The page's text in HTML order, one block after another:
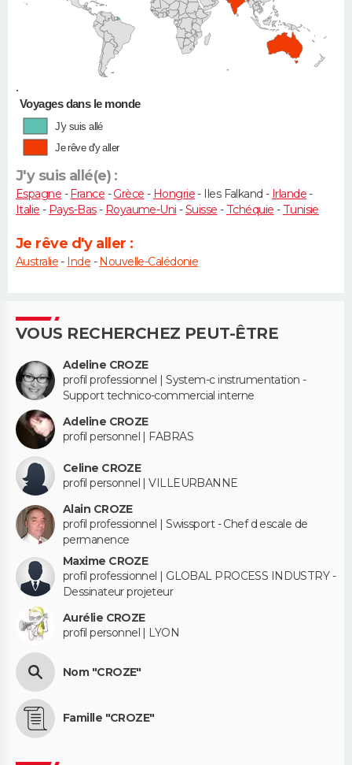
•
Voyages dans le monde
J'y suis allé
Je rêve d'y aller
J'y suis allé(e) :
Espagne -France -Grèce - Hongrie- Iles Falkand - Irlande-
Italie - Pays-Bas- Royaume-Uni -Suisse - Tchéquie - Tunisie
Je rêve d'y aller :
Australie- Inde -Nouvelle-Calédonie
VOUS RECHERCHEZ PEUT-ÊTRE
Adeline CROZE
profil professionnel | System-c instrumentation -
Support technico-commercial interne
Adeline CROZE
profil personnel | FABRAS
Celine CROZE
profil personnel | VILLEURBANNE
Alain CROZE
profil professionnel | Swissport - Chef d escale de
permanence
Maxime CROZE
profil professionnel | GLOBAL PROCESS INDUSTRY -
Dessinateur projeteur
Aurélie CROZE
profil personnel | LYON
Nom "CROZE"
Famille "CROZE"